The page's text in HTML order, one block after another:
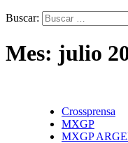
Buscar:
Mes: julio
Crossprensa
MXGP
MXGP